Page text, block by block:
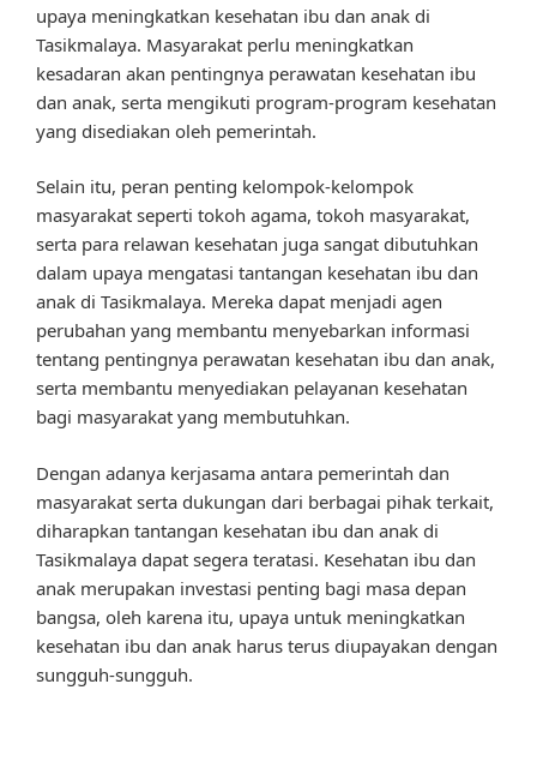
upaya meningkatkan kesehatan ibu dan anak di
Tasikmalaya. Masyarakat perlu meningkatkan
kesadaran akan pentingnya perawatan kesehatan ibu
dan anak, serta mengikuti program-program kesehatan
yang disediakan oleh pemerintah.
Selain itu, peran penting kelompok-kelompok
masyarakat seperti tokoh agama, tokoh masyarakat,
serta para relawan kesehatan juga sangat dibutuhkan
dalam upaya mengatasi tantangan kesehatan ibu dan
anak di Tasikmalaya. Mereka dapat menjadi agen
perubahan yang membantu menyebarkan informasi
tentang pentingnya perawatan kesehatan ibu dan anak,
serta membantu menyediakan pelayanan kesehatan
bagi masyarakat yang membutuhkan.
Dengan adanya kerjasama antara pemerintah dan
masyarakat serta dukungan dari berbagai pihak terkait,
diharapkan tantangan kesehatan ibu dan anak di
Tasikmalaya dapat segera teratasi. Kesehatan ibu dan
anak merupakan investasi penting bagi masa depan
bangsa, oleh karena itu, upaya untuk meningkatkan
kesehatan ibu dan anak harus terus diupayakan dengan
sungguh-sungguh.